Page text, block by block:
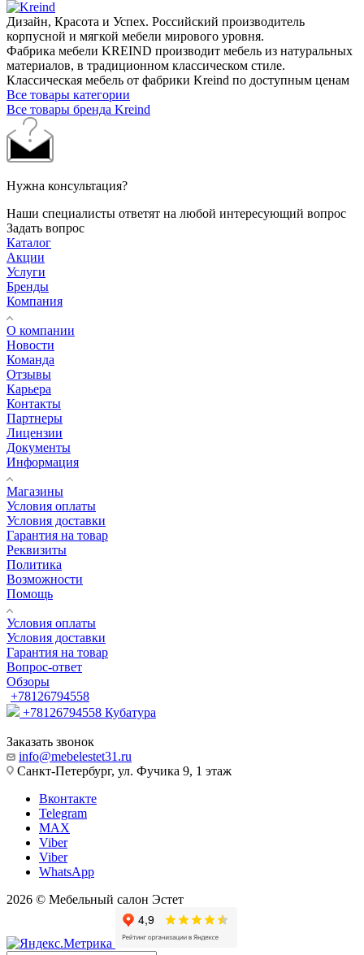
Дизайн, Красота и Успех. Российский производитель
корпусной и мягкой мебели мирового уровня.
Фабрика мебели KREIND производит мебель из натуральных
материалов, в традиционном классическом стиле.
Классическая мебель от фабрики Kreind по доступным ценам
Все товары категории
Все товары бренда Kreind
Нужна консультация?
Наши специалисты ответят на любой интересующий вопрос
Задать вопрос
Каталог
Акции
Услуги
Бренды
Компания
О компании
Новости
Команда
Отзывы
Карьера
Контакты
Партнеры
Лицензии
Документы
Информация
Магазины
Условия оплаты
Условия доставки
Гарантия на товар
Реквизиты
Политика
Возможности
Помощь
Условия оплаты
Условия доставки
Гарантия на товар
Вопрос-ответ
Обзоры
+78126794558
+78126794558 Кубатура
Заказать звонок
info@mebelestet31.ru
Санкт-Петербург, ул. Фучика 9, 1 этаж
Вконтакте
Telegram
MAX
Viber
Viber
WhatsApp
2026 © Мебельный салон Эстет